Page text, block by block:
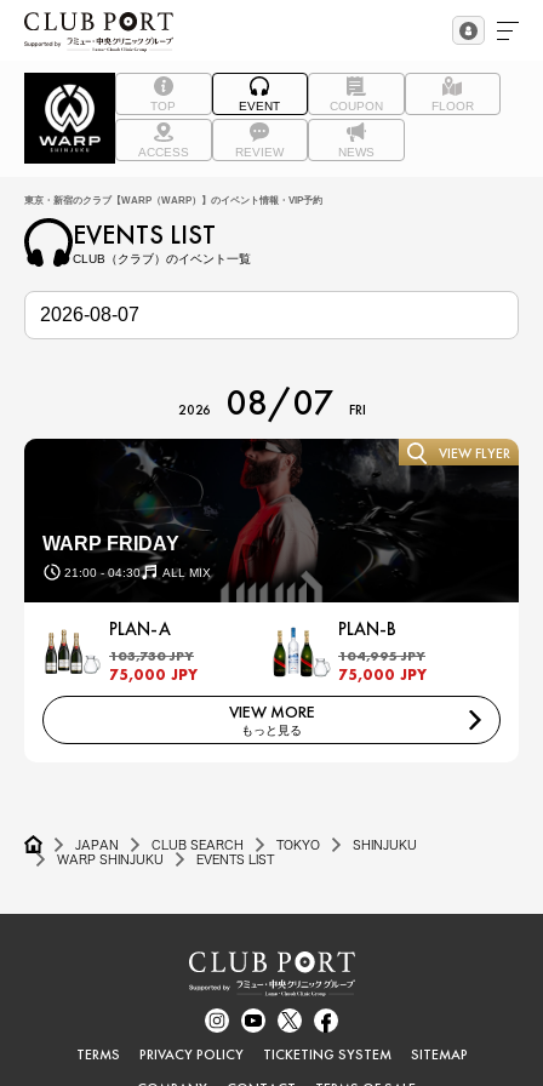
TOP EVENT COUPON FLOOR
ACCESS REVIEW NEWS
東京・新宿のクラブ【WARP（WARP）】のイベント情報・VIP予約
EVENTS LIST
CLUB（クラブ）のイベント一覧
2026 08/07 FRI
WARP FRIDAY
21:00 - 04:30 ALL MIX
VIEW FLYER
PLAN-A
103,730 JPY
75,000 JPY
PLAN-B
104,995 JPY
75,000 JPY
VIEW MORE
もっと見る
JAPAN CLUB SEARCH TOKYO
SHINJUKU
WARP SHINJUKU
EVENTS LIST
TERMS PRIVACY POLICY TICKETING SYSTEM
SITEMAP